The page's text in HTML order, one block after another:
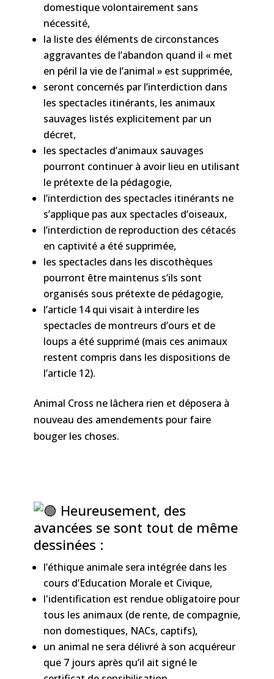
domestique volontairement sans
nécessité,
la liste des éléments de circonstances
aggravantes de l’abandon quand il « met
en péril la vie de l’animal » est supprimée,
seront concernés par l’interdiction dans
les spectacles itinérants, les animaux
sauvages listés explicitement par un
décret,
les spectacles d’animaux sauvages
pourront continuer à avoir lieu en utilisant
le prétexte de la pédagogie,
l’interdiction des spectacles itinérants ne
s’applique pas aux spectacles d’oiseaux,
l’interdiction de reproduction des cétacés
en captivité a été supprimée,
les spectacles dans les discothèques
pourront être maintenus s’ils sont
organisés sous prétexte de pédagogie,
l’article 14 qui visait à interdire les
spectacles de montreurs d’ours et de
loups a été supprimé (mais ces animaux
restent compris dans les dispositions de
l’article 12).
Animal Cross ne lâchera rien et déposera à
nouveau des amendements pour faire
bouger les choses.
Heureusement, des
avancées se sont tout de même
dessinées :
l’éthique animale sera intégrée dans les
cours d’Education Morale et Civique,
l'identification est rendue obligatoire pour
tous les animaux (de rente, de compagnie,
non domestiques, NACs, captifs),
un animal ne sera délivré à son acquéreur
que 7 jours après qu’il ait signé le